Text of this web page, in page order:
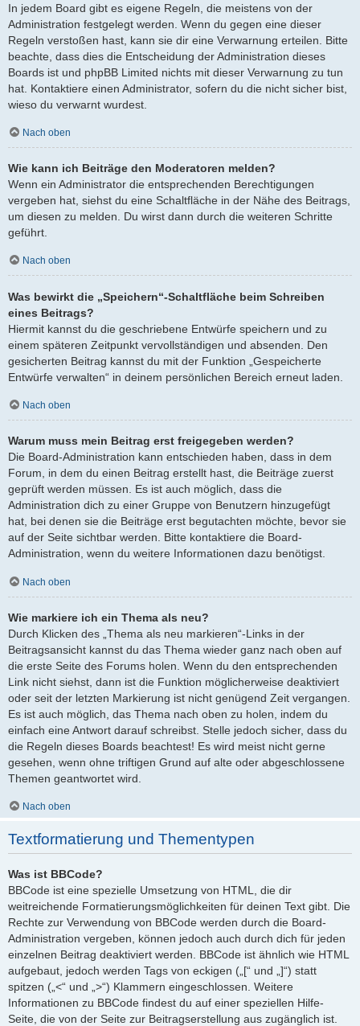
In jedem Board gibt es eigene Regeln, die meistens von der
Administration festgelegt werden. Wenn du gegen eine dieser
Regeln verstoßen hast, kann sie dir eine Verwarnung erteilen. Bitte
beachte, dass dies die Entscheidung der Administration dieses
Boards ist und phpBB Limited nichts mit dieser Verwarnung zu tun
hat. Kontaktiere einen Administrator, sofern du die nicht sicher bist,
wieso du verwarnt wurdest.
Nach oben
Wie kann ich Beiträge den Moderatoren melden?
Wenn ein Administrator die entsprechenden Berechtigungen
vergeben hat, siehst du eine Schaltfläche in der Nähe des Beitrags,
um diesen zu melden. Du wirst dann durch die weiteren Schritte
geführt.
Nach oben
Was bewirkt die „Speichern“-Schaltfläche beim Schreiben
eines Beitrags?
Hiermit kannst du die geschriebene Entwürfe speichern und zu
einem späteren Zeitpunkt vervollständigen und absenden. Den
gesicherten Beitrag kannst du mit der Funktion „Gespeicherte
Entwürfe verwalten“ in deinem persönlichen Bereich erneut laden.
Nach oben
Warum muss mein Beitrag erst freigegeben werden?
Die Board-Administration kann entschieden haben, dass in dem
Forum, in dem du einen Beitrag erstellt hast, die Beiträge zuerst
geprüft werden müssen. Es ist auch möglich, dass die
Administration dich zu einer Gruppe von Benutzern hinzugefügt
hat, bei denen sie die Beiträge erst begutachten möchte, bevor sie
auf der Seite sichtbar werden. Bitte kontaktiere die Board-
Administration, wenn du weitere Informationen dazu benötigst.
Nach oben
Wie markiere ich ein Thema als neu?
Durch Klicken des „Thema als neu markieren“-Links in der
Beitragsansicht kannst du das Thema wieder ganz nach oben auf
die erste Seite des Forums holen. Wenn du den entsprechenden
Link nicht siehst, dann ist die Funktion möglicherweise deaktiviert
oder seit der letzten Markierung ist nicht genügend Zeit vergangen.
Es ist auch möglich, das Thema nach oben zu holen, indem du
einfach eine Antwort darauf schreibst. Stelle jedoch sicher, dass du
die Regeln dieses Boards beachtest! Es wird meist nicht gerne
gesehen, wenn ohne triftigen Grund auf alte oder abgeschlossene
Themen geantwortet wird.
Nach oben
Textformatierung und Thementypen
Was ist BBCode?
BBCode ist eine spezielle Umsetzung von HTML, die dir
weitreichende Formatierungsmöglichkeiten für deinen Text gibt. Die
Rechte zur Verwendung von BBCode werden durch die Board-
Administration vergeben, können jedoch auch durch dich für jeden
einzelnen Beitrag deaktiviert werden. BBCode ist ähnlich wie HTML
aufgebaut, jedoch werden Tags von eckigen („[“ und „]“) statt
spitzen („<“ und „>“) Klammern eingeschlossen. Weitere
Informationen zu BBCode findest du auf einer speziellen Hilfe-
Seite, die von der Seite zur Beitragserstellung aus zugänglich ist.